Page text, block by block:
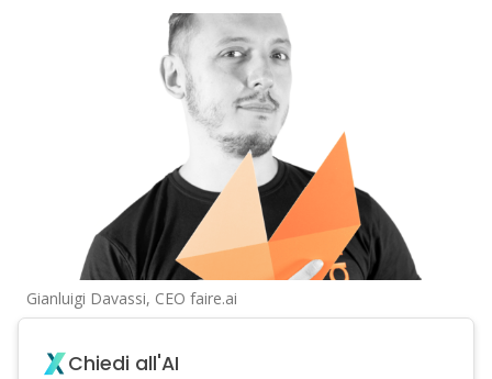
Gianluigi Davassi, CEO faire.ai
Chiedi all'AI